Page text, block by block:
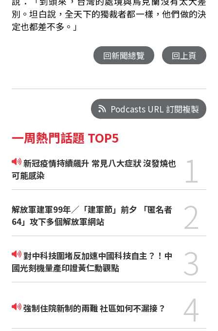
別。坦白說，全天下的獨裁者都一樣，他們做的決
定也都差不多。」
回新聞總覽 回上頁
Podcasts URL 訂閱複製
一周熱門話題 TOP5
新冠疫情持續飆升 常見八大症狀 沒發燒也
可能感染
1
解放軍建軍99年／「建軍節」前夕 「匿名者
64」攻下多個解放軍網站
2
對中科技圍堵反加速中國科技自主？！中
國光刻機量產印證黃仁勳觀點
3
強制住院新制的兩難 社區如何不漏接？ 4